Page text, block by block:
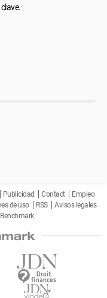
Publicidad Contact
Empleo
de uso RSS
Avisos legales